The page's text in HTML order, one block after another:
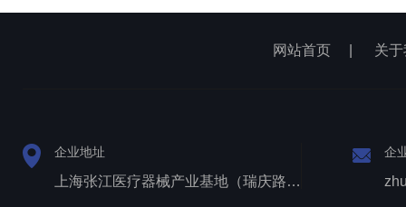
网站首页 关
企业地址
上海张江医疗器械产业基地（瑞庆路528号）
企